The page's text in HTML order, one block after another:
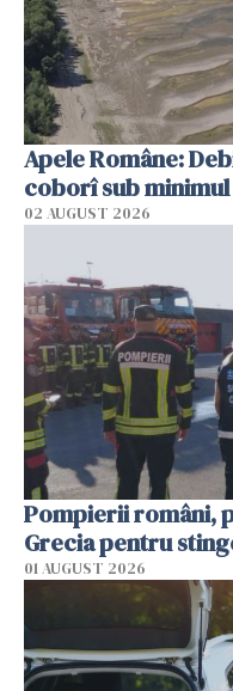
Apele Române:
coborî sub
02 AUGUST 2026
Pompierii români,
Grecia pentru
01 AUGUST 2026